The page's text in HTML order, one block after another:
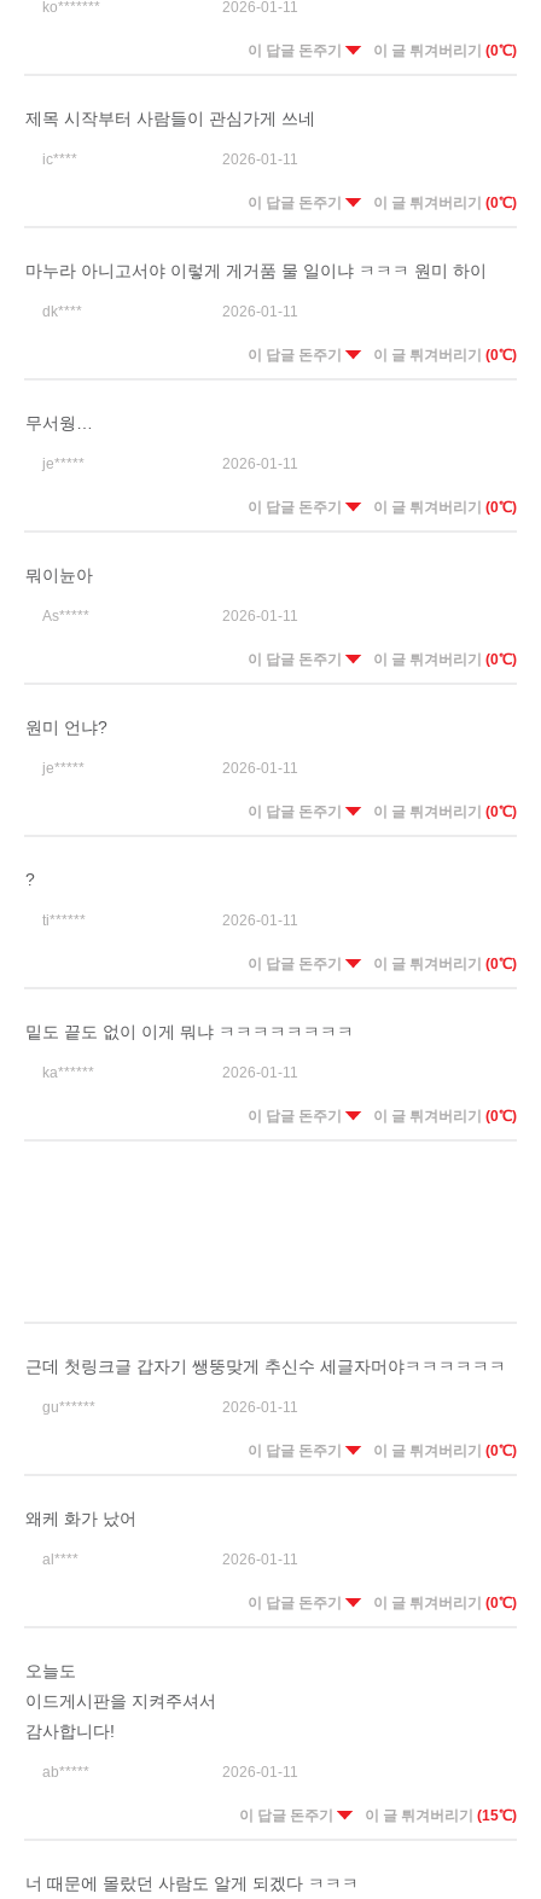
ko******* 2026-01-11
이 답글 돈주기 이 글 튀겨버리기 (0℃)
제목 시작부터 사람들이 관심가게 쓰네
ic**** 2026-01-11
이 답글 돈주기 이 글 튀겨버리기 (0℃)
마누라 아니고서야 이렇게 게거품 물 일이냐 ㅋㅋㅋ 원미 하이
dk**** 2026-01-11
이 답글 돈주기 이 글 튀겨버리기 (0℃)
무서웡…
je***** 2026-01-11
이 답글 돈주기 이 글 튀겨버리기 (0℃)
뭐이뉸아
As***** 2026-01-11
이 답글 돈주기 이 글 튀겨버리기 (0℃)
원미 언냐?
je***** 2026-01-11
이 답글 돈주기 이 글 튀겨버리기 (0℃)
?
ti****** 2026-01-11
이 답글 돈주기 이 글 튀겨버리기 (0℃)
밑도 끝도 없이 이게 뭐냐 ㅋㅋㅋㅋㅋㅋㅋㅋ
ka****** 2026-01-11
이 답글 돈주기 이 글 튀겨버리기 (0℃)
근데 첫링크글 갑자기 쌩뚱맞게 추신수 세글자머야ㅋㅋㅋㅋㅋㅋ
gu****** 2026-01-11
이 답글 돈주기 이 글 튀겨버리기 (0℃)
왜케 화가 났어
al**** 2026-01-11
이 답글 돈주기 이 글 튀겨버리기 (0℃)
오늘도
이드게시판을 지켜주셔서
감사합니다!
ab***** 2026-01-11
이 답글 돈주기 이 글 튀겨버리기 (15℃)
너 때문에 몰랐던 사람도 알게 되겠다 ㅋㅋㅋ